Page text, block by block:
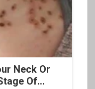
Neck Or
Of...